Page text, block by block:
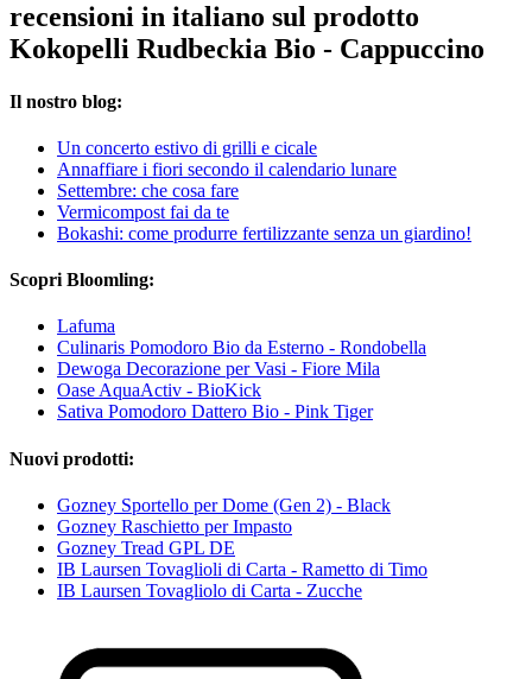
recensioni in italiano sul prodotto
Kokopelli Rudbeckia Bio - Cappuccino
Il nostro blog:
Un concerto estivo di grilli e cicale
Annaffiare i fiori secondo il calendario lunare
Settembre: che cosa fare
Vermicompost fai da te
Bokashi: come produrre fertilizzante senza un giardino!
Scopri Bloomling:
Lafuma
Culinaris Pomodoro Bio da Esterno - Rondobella
Dewoga Decorazione per Vasi - Fiore Mila
Oase AquaActiv - BioKick
Sativa Pomodoro Dattero Bio - Pink Tiger
Nuovi prodotti:
Gozney Sportello per Dome (Gen 2) - Black
Gozney Raschietto per Impasto
Gozney Tread GPL DE
IB Laursen Tovaglioli di Carta - Rametto di Timo
IB Laursen Tovagliolo di Carta - Zucche